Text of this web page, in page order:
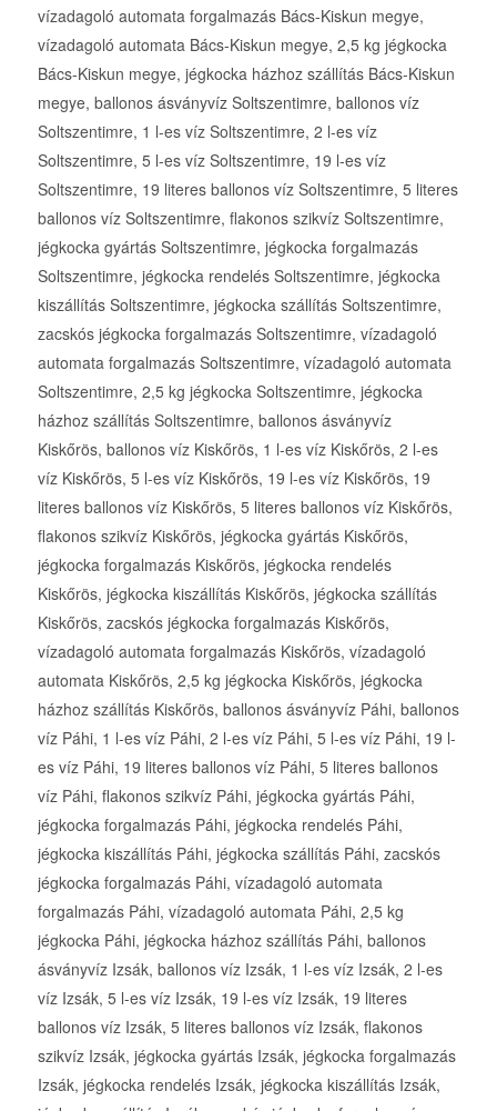
vízadagoló automata forgalmazás Bács-Kiskun megye,
vízadagoló automata Bács-Kiskun megye, 2,5 kg jégkocka
Bács-Kiskun megye, jégkocka házhoz szállítás Bács-Kiskun
megye, ballonos ásványvíz Soltszentimre, ballonos víz
Soltszentimre, 1 l-es víz Soltszentimre, 2 l-es víz
Soltszentimre, 5 l-es víz Soltszentimre, 19 l-es víz
Soltszentimre, 19 literes ballonos víz Soltszentimre, 5 literes
ballonos víz Soltszentimre, flakonos szikvíz Soltszentimre,
jégkocka gyártás Soltszentimre, jégkocka forgalmazás
Soltszentimre, jégkocka rendelés Soltszentimre, jégkocka
kiszállítás Soltszentimre, jégkocka szállítás Soltszentimre,
zacskós jégkocka forgalmazás Soltszentimre, vízadagoló
automata forgalmazás Soltszentimre, vízadagoló automata
Soltszentimre, 2,5 kg jégkocka Soltszentimre, jégkocka
házhoz szállítás Soltszentimre, ballonos ásványvíz
Kiskőrös, ballonos víz Kiskőrös, 1 l-es víz Kiskőrös, 2 l-es
víz Kiskőrös, 5 l-es víz Kiskőrös, 19 l-es víz Kiskőrös, 19
literes ballonos víz Kiskőrös, 5 literes ballonos víz Kiskőrös,
flakonos szikvíz Kiskőrös, jégkocka gyártás Kiskőrös,
jégkocka forgalmazás Kiskőrös, jégkocka rendelés
Kiskőrös, jégkocka kiszállítás Kiskőrös, jégkocka szállítás
Kiskőrös, zacskós jégkocka forgalmazás Kiskőrös,
vízadagoló automata forgalmazás Kiskőrös, vízadagoló
automata Kiskőrös, 2,5 kg jégkocka Kiskőrös, jégkocka
házhoz szállítás Kiskőrös, ballonos ásványvíz Páhi, ballonos
víz Páhi, 1 l-es víz Páhi, 2 l-es víz Páhi, 5 l-es víz Páhi, 19 l-
es víz Páhi, 19 literes ballonos víz Páhi, 5 literes ballonos
víz Páhi, flakonos szikvíz Páhi, jégkocka gyártás Páhi,
jégkocka forgalmazás Páhi, jégkocka rendelés Páhi,
jégkocka kiszállítás Páhi, jégkocka szállítás Páhi, zacskós
jégkocka forgalmazás Páhi, vízadagoló automata
forgalmazás Páhi, vízadagoló automata Páhi, 2,5 kg
jégkocka Páhi, jégkocka házhoz szállítás Páhi, ballonos
ásványvíz Izsák, ballonos víz Izsák, 1 l-es víz Izsák, 2 l-es
víz Izsák, 5 l-es víz Izsák, 19 l-es víz Izsák, 19 literes
ballonos víz Izsák, 5 literes ballonos víz Izsák, flakonos
szikvíz Izsák, jégkocka gyártás Izsák, jégkocka forgalmazás
Izsák, jégkocka rendelés Izsák, jégkocka kiszállítás Izsák,